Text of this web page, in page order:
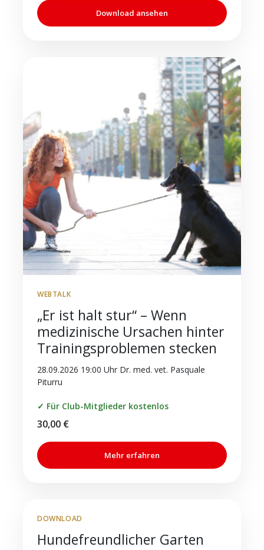
Download ansehen
WEBTALK
„Er ist halt stur“ – Wenn
medizinische Ursachen hinter
Trainingsproblemen stecken
28.09.2026 19:00 Uhr Dr. med. vet. Pasquale
Piturru
✓ Für Club-Mitglieder kostenlos
30,00 €
Mehr erfahren
DOWNLOAD
Hundefreundlicher Garten